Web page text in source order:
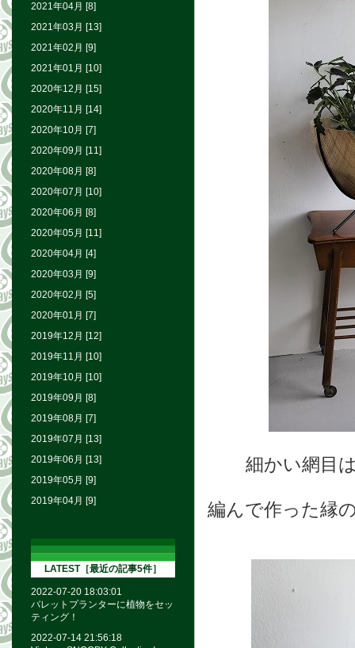
細かい網目
編んで作った縁
2021年04月 [8]
2021年03月 [13]
2021年02月 [9]
2021年01月 [10]
2020年12月 [15]
2020年11月 [14]
2020年10月 [7]
2020年09月 [11]
2020年08月 [8]
2020年07月 [10]
2020年06月 [8]
2020年05月 [11]
2020年04月 [4]
2020年03月 [9]
2020年02月 [5]
2020年01月 [7]
2019年12月 [12]
2019年11月 [10]
2019年10月 [10]
2019年09月 [8]
2019年08月 [7]
2019年07月 [13]
2019年06月 [13]
2019年05月 [9]
2019年04月 [9]
LATEST［最近の記事5件］
2022-07-20 18:03:01
バレットプランターに植物をセッ
ティング！
2022-07-14 21:56:18